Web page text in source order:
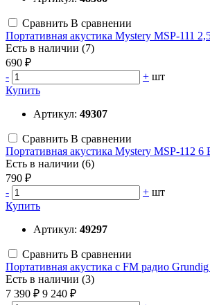
Сравнить В сравнении
Портативная акустика Mystery MSP-111
Есть в наличии (7)
690 ₽
-
+ шт
Купить
Артикул: 49307
Сравнить В сравнении
Портативная акустика Mystery MSP-112 6
Есть в наличии (6)
790 ₽
-
+ шт
Купить
Артикул: 49297
Сравнить В сравнении
Портативная акустика с FM радио
Есть в наличии (3)
7 390 ₽ 9 240 ₽